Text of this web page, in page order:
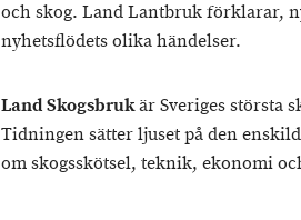
och skog. Land Lantbruk förklarar,
nyhetsflödets olika händelser.
Land Skogsbrukär Sveriges största
Tidningen sätter ljuset på den
om skogsskötsel, teknik, ekonomi